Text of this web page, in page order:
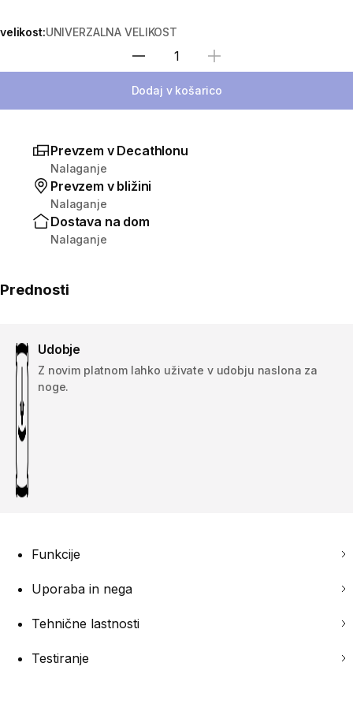
velikost:UNIVERZALNA VELIKOST
Izberite količino
Dodaj v košarico
Prevzem v Decathlonu
Nalaganje
Prevzem v bližini
Nalaganje
Dostava na dom
Nalaganje
Prednosti
Udobje
Z novim platnom lahko uživate v udobju naslona za
noge.
Funkcije
Uporaba in nega
Tehnične lastnosti
Testiranje